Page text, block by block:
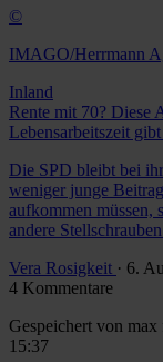
©
IMAGO/Herrmann
Inland
Rente mit 70? Diese
Lebensarbeitszeit gibt
Die SPD bleibt bei
weniger junge
aufkommen müssen,
andere
Vera Rosigkeit · 6.
4 Kommentare
Gespeichert von max
15:37